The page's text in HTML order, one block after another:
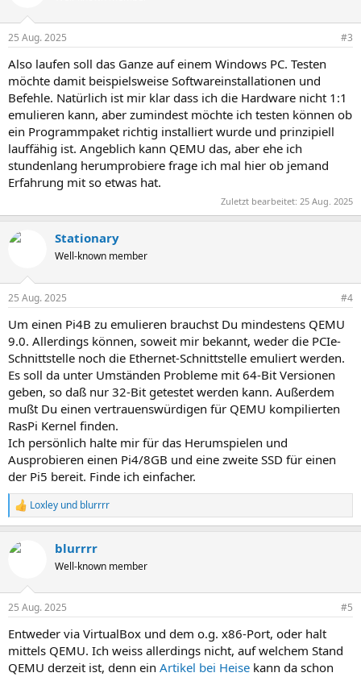
25 Aug. 2025 #3
Also laufen soll das Ganze auf einem Windows PC. Testen
möchte damit beispielsweise Softwareinstallationen und
Befehle. Natürlich ist mir klar dass ich die Hardware nicht 1:1
emulieren kann, aber zumindest möchte ich testen können ob
ein Programmpaket richtig installiert wurde und prinzipiell
lauffähig ist. Angeblich kann QEMU das, aber ehe ich
stundenlang herumprobiere frage ich mal hier ob jemand
Erfahrung mit so etwas hat.
Zuletzt bearbeitet: 25 Aug. 2025
Stationary
Well-known member
25 Aug. 2025 #4
Um einen Pi4B zu emulieren brauchst Du mindestens QEMU
9.0. Allerdings können, soweit mir bekannt, weder die PCIe-
Schnittstelle noch die Ethernet-Schnittstelle emuliert werden.
Es soll da unter Umständen Probleme mit 64-Bit Versionen
geben, so daß nur 32-Bit getestet werden kann. Außerdem
mußt Du einen vertrauenswürdigen für QEMU kompilierten
RasPi Kernel finden.
Ich persönlich halte mir für das Herumspielen und
Ausprobieren einen Pi4/8GB und eine zweite SSD für einen
der Pi5 bereit. Finde ich einfacher.
R
e
k
e
:
Loxley und blurrrr
blurrrr
Well-known member
25 Aug. 2025 #5
Entweder via VirtualBox und dem o.g. x86-Port, oder halt
mittels QEMU. Ich weiss allerdings nicht, auf welchem Stand
QEMU derzeit ist, denn ein Artikel bei Heise kann da schon